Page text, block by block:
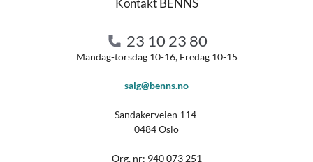
Kontakt BENNS
23 10 23 80
Mandag-torsdag 10-16, Fredag 10-15
salg@benns.no
Sandakerveien 114
0484 Oslo
Org. nr: 940 073 251